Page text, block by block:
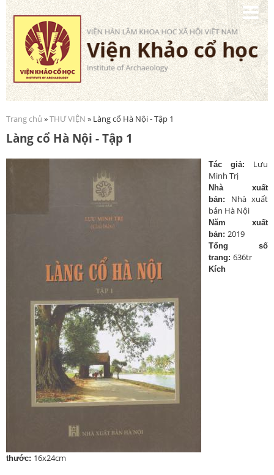
Nhảy
đến
nội
dung
Bạn đang ở đây
Trang chủ »THƯ VIỆN » Làng cổ Hà Nội - Tập 1
Làng cổ Hà Nội - Tập 1
Tác giả: Lưu
Minh Trị
Nhà xuất
bản: Nhà xuất
bản Hà Nội
Năm xuất
bản: 2019
Tổng số
trang: 636tr
Kích
thước: 16x24cm